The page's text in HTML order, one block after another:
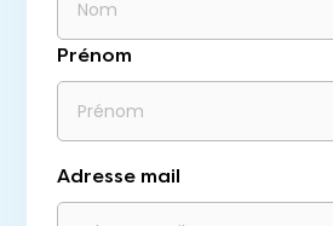
Prénom
Adresse mail